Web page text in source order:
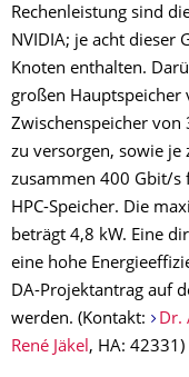
Rechenleistung sind
NVIDIA; je acht dieser
Knoten enthalten.
großen Hauptspeicher
Zwischenspeicher von
zu versorgen, sowie je
zusammen 400 Gbit/s
HPC-Speicher. Die
beträgt 4,8 kW. Eine
eine hohe
DA-Projektantrag auf
werden. (Kontakt:
Dr.
René Jäkel, HA: 42331)